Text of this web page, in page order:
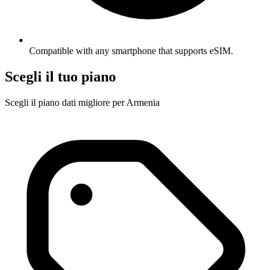
Compatible with any smartphone that supports eSIM.
Scegli il tuo piano
Scegli il piano dati migliore per Armenia